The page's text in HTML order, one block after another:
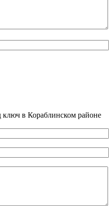
ключ в Кораблинском районе